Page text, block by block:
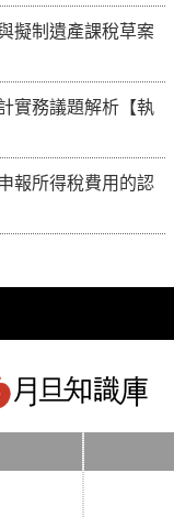
擬制遺產課稅草案
實務議題解析【執
報所得稅費用的認